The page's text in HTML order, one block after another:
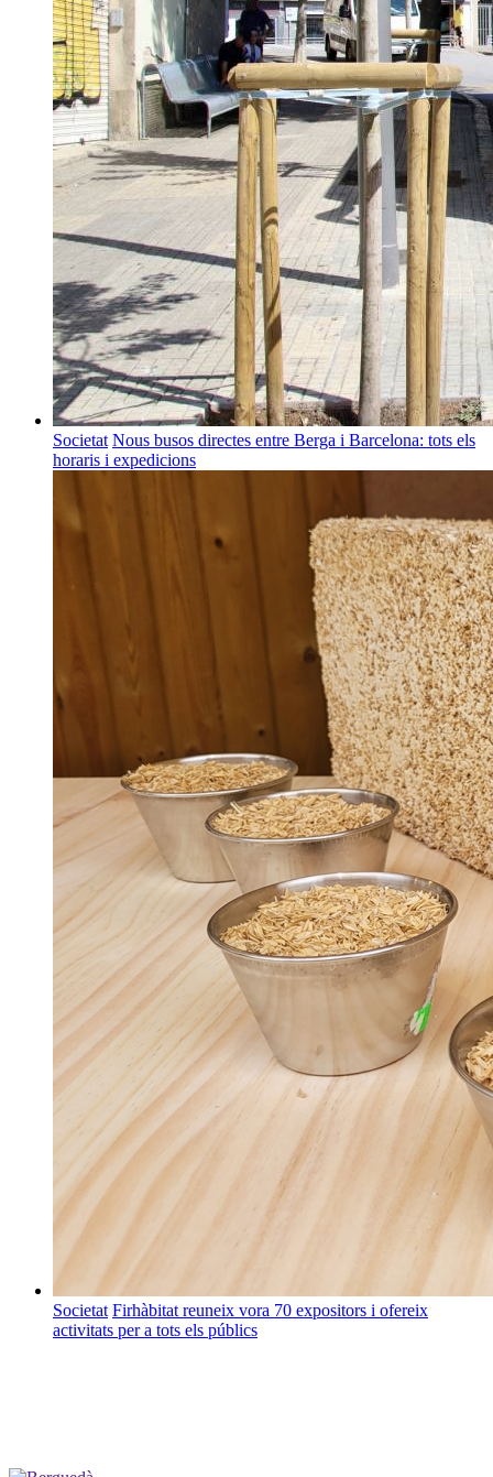
Societat Nous busos directes entre Berga i Barcelona: tots els
horaris i expedicions
Societat Firhàbitat reuneix vora 70 expositors i ofereix
activitats per a tots els públics